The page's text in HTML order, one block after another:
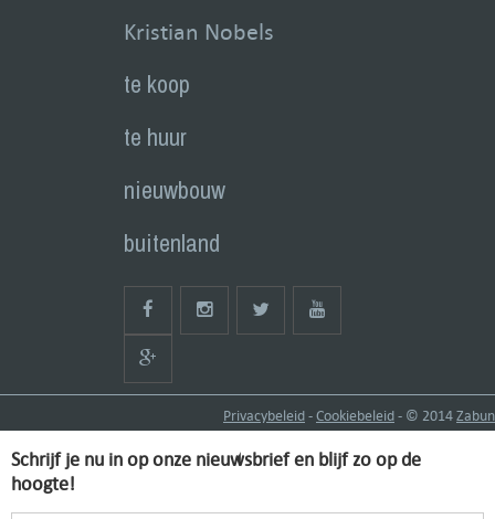
Kristian Nobels
te koop
te huur
nieuwbouw
buitenland
Privacybeleid-Cookiebeleid- © 2014Zabun
Schrijf je nu in op onze nieuwsbrief en blijf zo op de
hoogte!